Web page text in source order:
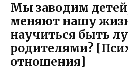
Мы заводим
меняют нашу
научиться быть
родителями?
отношения]